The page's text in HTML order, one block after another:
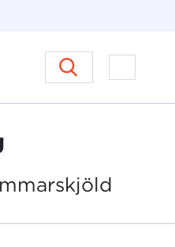
Council sobre Ética
Abrir el